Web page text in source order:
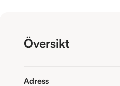
Översikt
Adress